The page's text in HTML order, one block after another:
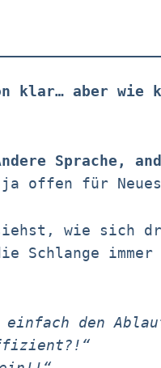
klar… aber wie
Sprache,
offen für
wie sich
Schlange
den